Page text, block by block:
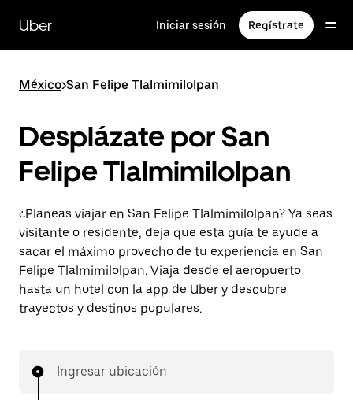
contenido
principal
Uber Iniciar sesión Regístrate
México>San Felipe Tlalmimilolpan
Desplázate por San
Felipe Tlalmimilolpan
¿Planeas viajar en San Felipe Tlalmimilolpan? Ya seas
visitante o residente, deja que esta guía te ayude a
sacar el máximo provecho de tu experiencia en San
Felipe Tlalmimilolpan. Viaja desde el aeropuerto
hasta un hotel con la app de Uber y descubre
trayectos y destinos populares.
Ingresar ubicación